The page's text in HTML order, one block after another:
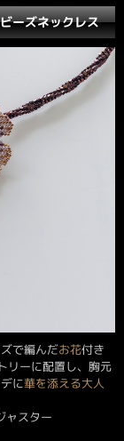
ーズネックレス
で編んだお花付き
リーに配置し、胸元
に華を添える大人
ャスター